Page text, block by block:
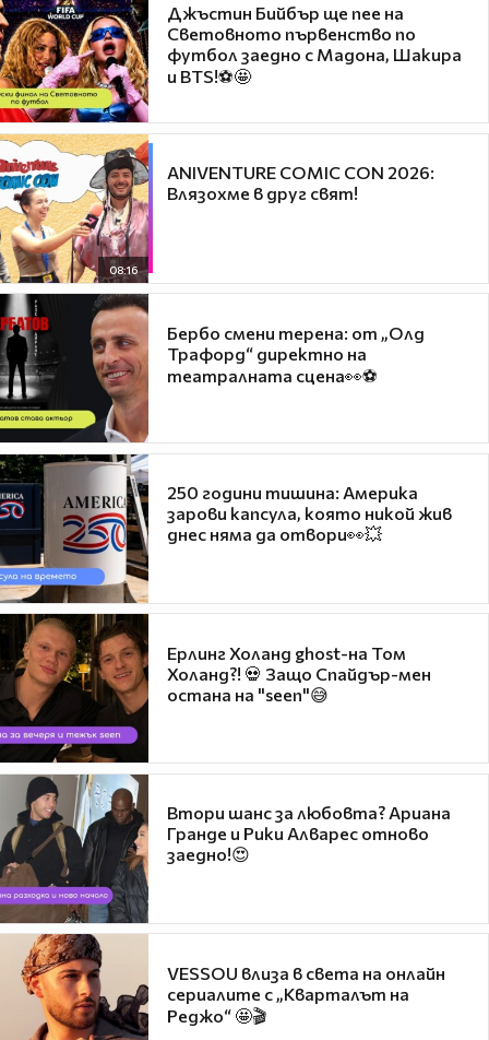
Джъстин Бийбър ще пее на
Световното първенство по
футбол заедно с Мадона, Шакира
и BTS!⚽🤩
08:16
ANIVENTURE COMIC CON 2026:
Влязохме в друг свят!
Бербо смени терена: от „Олд
Трафорд“ директно на
театралната сцена👀⚽
250 години тишина: Америка
зарови капсула, която никой жив
днес няма да отвори👀💥
Ерлинг Холанд ghost-на Том
Холанд?! 💀 Защо Спайдър-мен
остана на "seen"😅
Втори шанс за любовта? Ариана
Гранде и Рики Алварес отново
заедно!😍
VESSOU влиза в света на онлайн
сериалите с „Кварталът на
Реджо“ 🤩🎬